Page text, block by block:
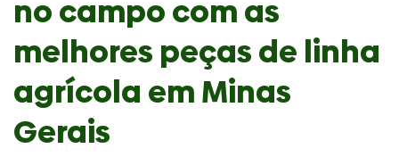
no campo com as
melhores peças de linha
agrícola em Minas
Gerais